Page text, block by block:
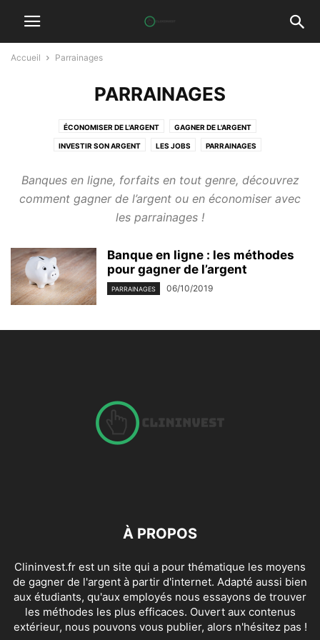
Accueil Parrainages
PARRAINAGES
ÉCONOMISER DE L'ARGENT GAGNER DE L'ARGENT
INVESTIR SON ARGENT LES JOBS PARRAINAGES
Banques en ligne, forfaits en tout genre, découvrez
comment gagner de l’argent ou en économiser avec
les parrainages !
Banque en ligne : les méthodes
pour gagner de l’argent
PARRAINAGES 06/10/2019
À PROPOS
Clininvest.fr est un site qui a pour thématique les moyens
de gagner de l'argent à partir d'internet. Adapté aussi bien
aux étudiants, qu'aux employés nous essayons de trouver
les méthodes les plus efficaces. Ouvert aux contenus
extérieur, nous pouvons vous publier, alors n'hésitez pas !